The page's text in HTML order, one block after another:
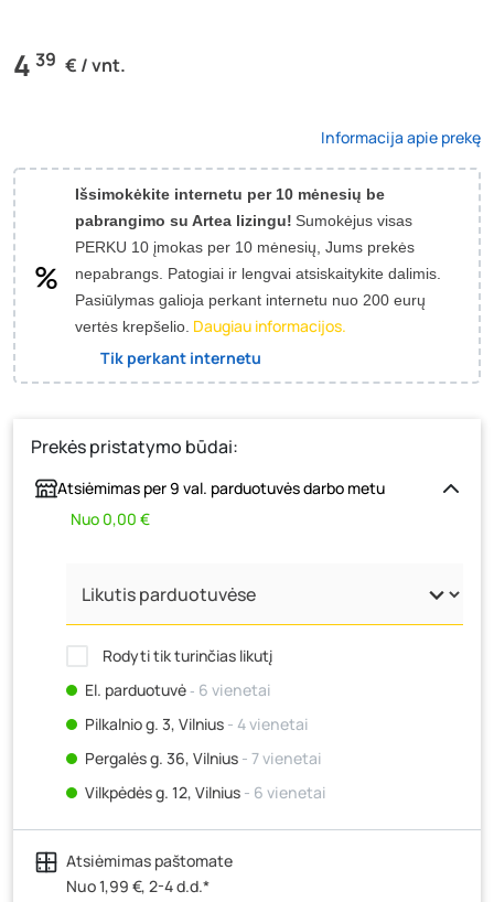
4 39 € / vnt.
Informacija apie prekę
Išsimokėkite internetu per 10 mėnesių be
pabrangimo su Artea lizingu! Sumokėjus visas
PERKU 10 įmokas per 10 mėnesių, Jums prekės
nepabrangs. Patogiai ir lengvai atsiskaitykite dalimis.
Pasiūlymas galioja perkant internetu nuo 200 eurų
vertės krepšelio. Daugiau informacijos.
Tik perkant internetu
Prekės pristatymo būdai:
Atsiėmimas per 9 val. parduotuvės darbo metu
Nuo 0,00 €
Rodyti tik turinčias likutį
El. parduotuvė‐ 6 vienetai
Pilkalnio g. 3, Vilnius - 4 vienetai
Pergalės g. 36, Vilnius - 7 vienetai
Vilkpėdės g. 12, Vilnius - 6 vienetai
Ateities g. 15, Vilnius- 3 vienetai
Kauno r., Narsiečių k., Vytauto g. 183, Kaunas
vienetai
Atsiėmimas paštomate
Nuo 1,99 €, 2-4 d.d.*